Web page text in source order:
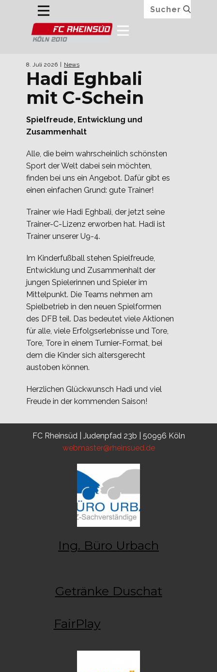
8. Juli 2026 News
Hadi Eghbali
mit C-Schein
Spielfreude, Entwicklung und
Zusammenhalt
Alle, die beim wahrscheinlich schönsten
Sport der Welt dabei sein möchten,
finden bei uns ein Angebot. Dafür gibt es
einen einfachen Grund: gute Trainer!
Trainer wie Hadi Eghbali, der jetzt seine
Trainer-C-Lizenz erworben hat. Hadi ist
Trainer unserer U9-4.
Im Kinderfußball stehen Spielfreude,
Entwicklung und Zusammenhalt der
jungen Spielerinnen und Spieler im
Mittelpunkt. Die Teams nehmen am
Spielbetrieb in den neuen Spielformen
des DFB teil. Das bedeutet viele Aktionen
für alle, viele Erfolgserlebnisse und Tore,
Tore, Tore in einem Turnier-Format, bei
dem die Kinder sich altersgerecht
austoben können.
Herzlichen Glückwunsch Hadi und viel
Freude in der kommenden Saison!
FC Rheinsüd | Judenpfad 23b | 50996 Köln
webmaster@rheinsued.de
Ing. Büro Urbach
Getränke Duschat
FairPlay